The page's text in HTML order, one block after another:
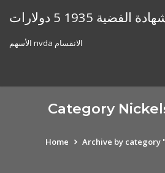
1935 5 دولارات
الأسهم nvda الانقسام
Category
Home Archive by category